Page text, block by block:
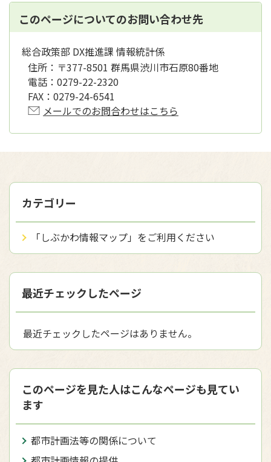
このページについてのお問い合わせ先
総合政策部 DX推進課 情報統計係
住所： 〒377-8501 群馬県渋川市石原80番地
電話： 0279-22-2320
FAX： 0279-24-6541
メールでのお問合わせはこちら
カテゴリー
「しぶかわ情報マップ」をご利用ください
最近チェックしたページ
最近チェックしたページはありません。
このページを見た人はこんなページも見てい
ます
都市計画法等の関係について